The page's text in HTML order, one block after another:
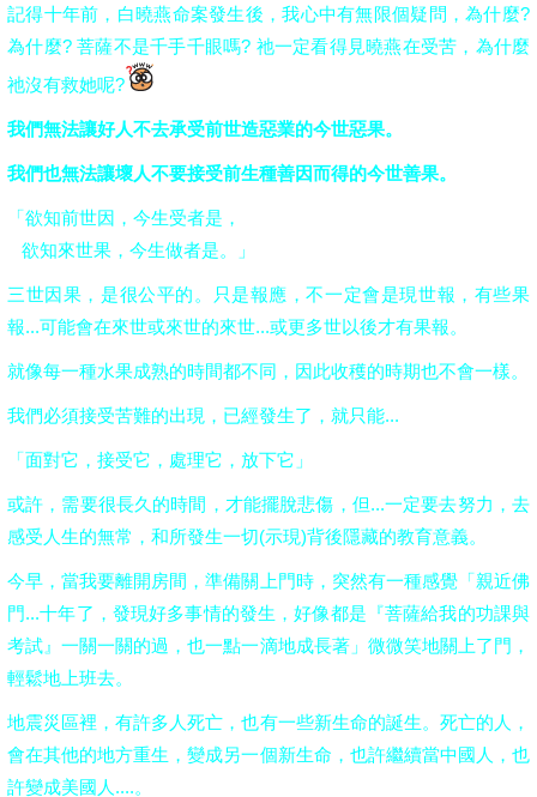
記得十年前，白曉燕命案發生後，我心中有無限個疑問，為什麼?
為什麼? 菩薩不是千手千眼嗎? 祂一定看得見曉燕在受苦，為什麼
祂沒有救她呢?
我們無法讓好人不去承受前世造惡業的今世惡果。
我們也無法讓壞人不要接受前生種善因而得的今世善果。
「欲知前世因，今生受者是，
欲知來世果，今生做者是。」
三世因果，是很公平的。只是報應，不一定會是現世報，有些果
報...可能會在來世或來世的來世...或更多世以後才有果報。
就像每一種水果成熟的時間都不同，因此收穫的時期也不會一樣。
我們必須接受苦難的出現，已經發生了，就只能...
「面對它，接受它，處理它，放下它」
或許，需要很長久的時間，才能擺脫悲傷，但...一定要去努力，去
感受人生的無常，和所發生一切(示現)背後隱藏的教育意義。
今早，當我要離開房間，準備關上門時，突然有一種感覺「親近佛
門...十年了，發現好多事情的發生，好像都是『菩薩給我的功課與
考試』一關一關的過，也一點一滴地成長著」微微笑地關上了門，
輕鬆地上班去。
地震災區裡，有許多人死亡，也有一些新生命的誕生。死亡的人，
會在其他的地方重生，變成另一個新生命，也許繼續當中國人，也
許變成美國人....。